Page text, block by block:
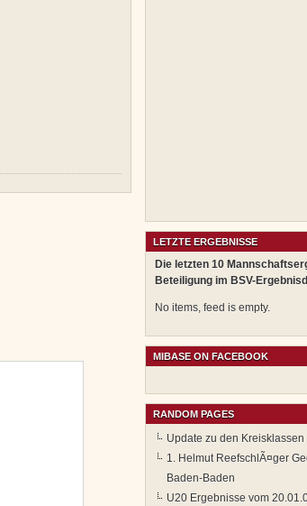
LETZTE ERGEBNISSE
Die letzten 10
Beteiligung im BSV-
No items, feed is empty.
MIBASE ON FACEBOOK
RANDOM PAGES
Update zu den Kreisklassen
1. Helmut ReefschlÃ¤ger
Baden-Baden
U20 Ergebnisse vom